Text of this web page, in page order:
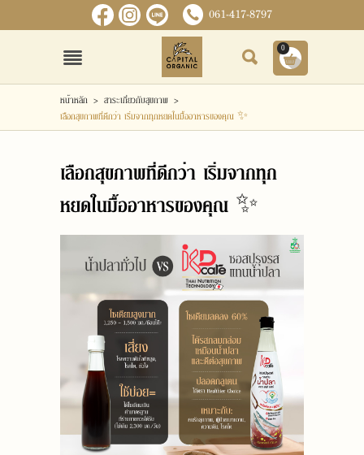
สมัครสมาชิก
หน้าหลัก
ข่าวสารและกิจกรรม
061-417-8797
0
หน้าหลัก > สาระเกี่ยวกับสุขภาพ >
เลือกสุขภาพที่ดีกว่า เริ่มจากทุกหยดในมื้ออาหารของคุณ ✨
เลือกสุขภาพที่ดีกว่า เริ่มจากทุก
หยดในมื้ออาหารของคุณ ✨